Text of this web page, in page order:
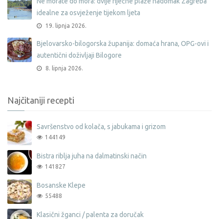
idealne za osvježenje tijekom ljeta
19. lipnja 2026.
Bjelovarsko-bilogorska županija: domaća hrana, OPG-ovi i
autentični doživljaji Bilogore
8. lipnja 2026.
Najčitaniji recepti
Savršenstvo od kolača, s jabukama i grizom
144149
Bistra riblja juha na dalmatinski način
141827
Bosanske Klepe
55488
Klasični žganci / palenta za doručak